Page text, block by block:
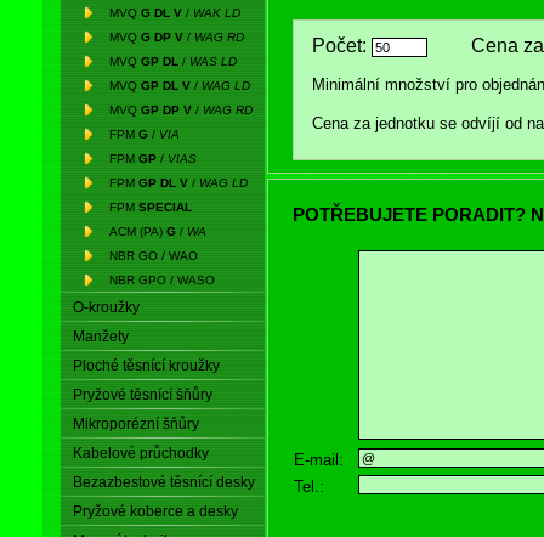
MVQ G DL V / WAK LD
MVQ G DP V / WAG RD
MVQ GP DL / WAS LD
MVQ GP DL V / WAG LD
MVQ GP DP V / WAG RD
FPM G / VIA
FPM GP / VIAS
FPM GP DL V / WAG LD
FPM SPECIAL
ACM (PA) G / WA
NBR GO / WAO
NBR GPO / WASO
O-kroužky
Manžety
Ploché těsnící kroužky
Pryžové těsnící šňůry
Mikroporézní šňůry
Kabelové průchodky
Bezazbestové těsnící desky
Pryžové koberce a desky
Počet: Cena za
Minimální množství pro
Cena za jednotku se odvíjí od
POTŘEBUJETE PORADIT?
E-mail:
Tel.: